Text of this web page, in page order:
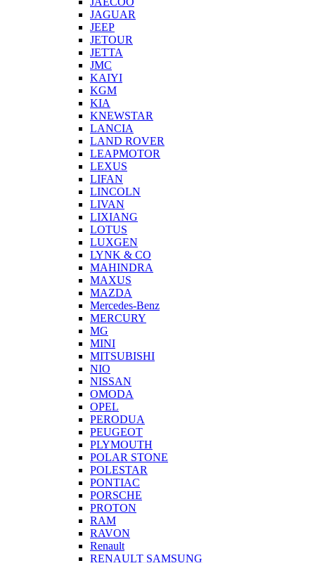
JAGUAR
JEEP
JETOUR
JETTA
JMC
KAIYI
KGM
KIA
KNEWSTAR
LANCIA
LAND ROVER
LEAPMOTOR
LEXUS
LIFAN
LINCOLN
LIVAN
LIXIANG
LOTUS
LUXGEN
LYNK & CO
MAHINDRA
MAXUS
MAZDA
Mercedes-Benz
MERCURY
MG
MINI
MITSUBISHI
NIO
NISSAN
OMODA
OPEL
PERODUA
PEUGEOT
PLYMOUTH
POLAR STONE
POLESTAR
PONTIAC
PORSCHE
PROTON
RAM
RAVON
Renault
RENAULT SAMSUNG